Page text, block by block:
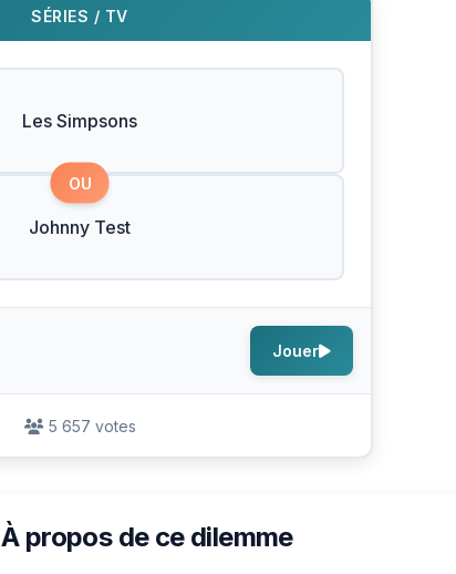
SÉRIES / TV
Les Simpsons
OU
Johnny Test
Jouer
5 657 votes
À propos de ce dilemme